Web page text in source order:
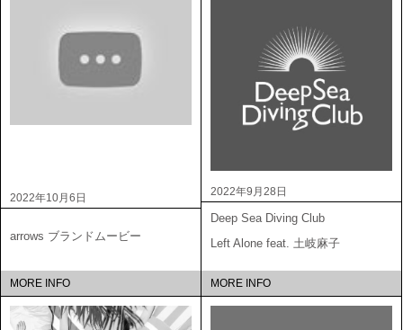
2022年10月6日
arrows ブランドムービー
MORE INFO
2022年9月28日
Deep Sea Diving Club
Left Alone feat. 土岐麻子
MORE INFO